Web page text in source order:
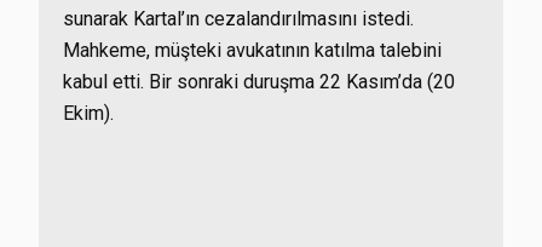
sunarak Kartal’ın cezalandırılmasını istedi.
Mahkeme, müşteki avukatının katılma talebini
kabul etti. Bir sonraki duruşma 22 Kasım’da (20
Ekim).